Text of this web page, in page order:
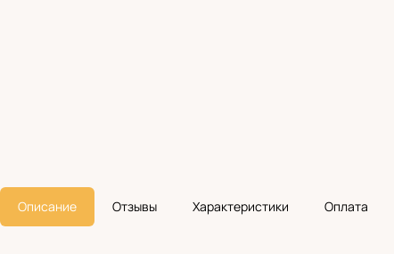
Описание Отзывы Характеристики Оплата